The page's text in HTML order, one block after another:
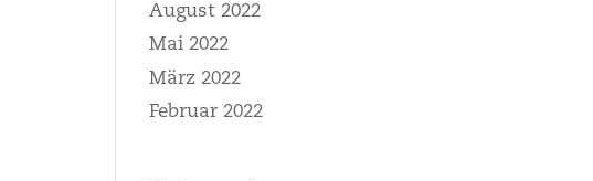
August 2022
Mai 2022
März 2022
Februar 2022